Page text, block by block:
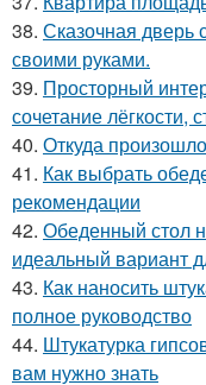
38. Сказочная дверь
своими руками.
39. Просторный
сочетание лёгкости,
40. Откуда
41. Как выбрать
рекомендации
42. Обеденный стол
идеальный вариант
43. Как наносить
полное руководство
44. Штукатурка
вам нужно знать